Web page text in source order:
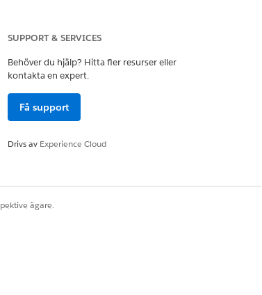
SUPPORT & SERVICES
Behöver du hjälp? Hitta fler resurser eller
kontakta en expert.
Få support
Drivs av Experience Cloud
ägare.